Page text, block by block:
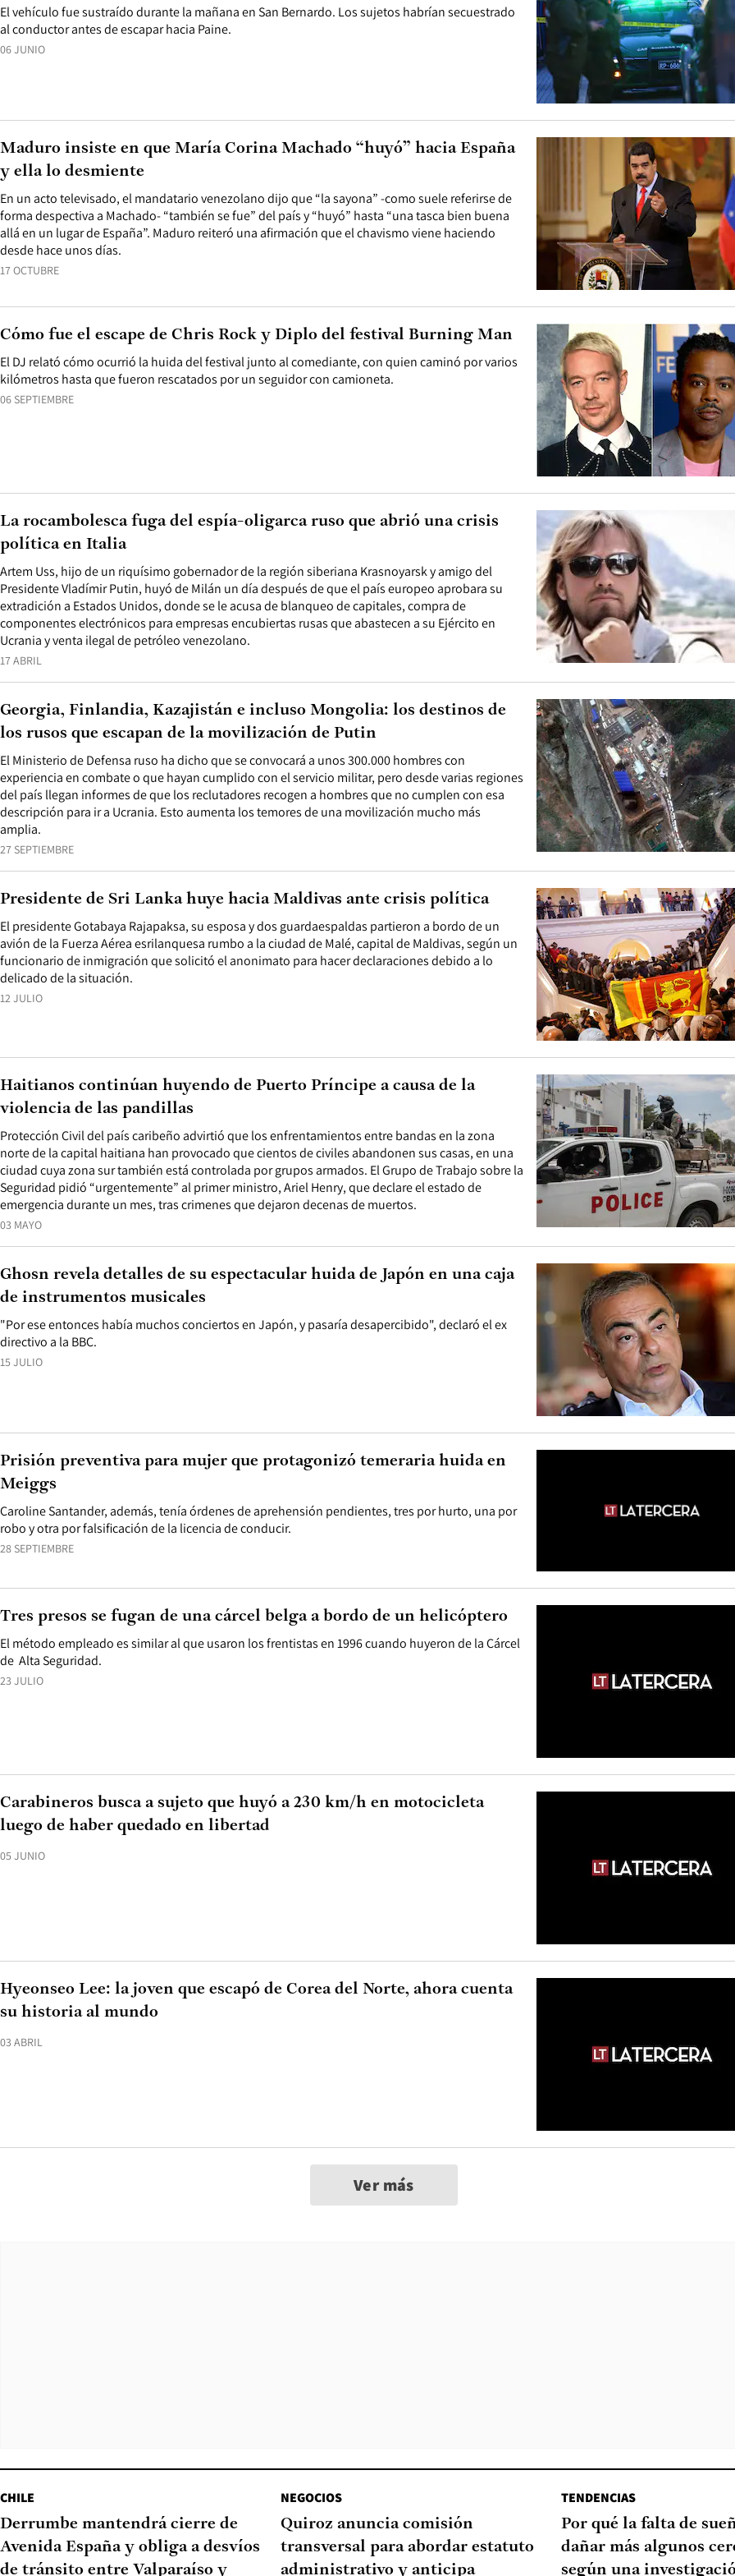
06 JUNIO
El vehículo fue sustraído durante la mañana en San Bernardo. Los sujetos habrían secuestrado
al conductor antes de escapar hacia Paine.
17 OCTUBRE
En un acto televisado, el mandatario venezolano dijo que “la sayona” -como suele referirse de
forma despectiva a Machado- “también se fue” del país y “huyó” hasta “una tasca bien buena
allá en un lugar de España”. Maduro reiteró una afirmación que el chavismo viene haciendo
desde hace unos días.
Maduro insiste en que María Corina Machado “huyó” hacia España
y ella lo desmiente
06 SEPTIEMBRE
El DJ relató cómo ocurrió la huida del festival junto al comediante, con quien caminó por varios
kilómetros hasta que fueron rescatados por un seguidor con camioneta.
Cómo fue el escape de Chris Rock y Diplo del festival Burning Man
17 ABRIL
Artem Uss, hijo de un riquísimo gobernador de la región siberiana Krasnoyarsk y amigo del
Presidente Vladímir Putin, huyó de Milán un día después de que el país europeo aprobara su
extradición a Estados Unidos, donde se le acusa de blanqueo de capitales, compra de
componentes electrónicos para empresas encubiertas rusas que abastecen a su Ejército en
Ucrania y venta ilegal de petróleo venezolano.
La rocambolesca fuga del espía-oligarca ruso que abrió una crisis
política en Italia
27 SEPTIEMBRE
El Ministerio de Defensa ruso ha dicho que se convocará a unos 300.000 hombres con
experiencia en combate o que hayan cumplido con el servicio militar, pero desde varias regiones
del país llegan informes de que los reclutadores recogen a hombres que no cumplen con esa
descripción para ir a Ucrania. Esto aumenta los temores de una movilización mucho más
amplia.
Georgia, Finlandia, Kazajistán e incluso Mongolia: los destinos de
los rusos que escapan de la movilización de Putin
12 JULIO
El presidente Gotabaya Rajapaksa, su esposa y dos guardaespaldas partieron a bordo de un
avión de la Fuerza Aérea esrilanquesa rumbo a la ciudad de Malé, capital de Maldivas, según un
funcionario de inmigración que solicitó el anonimato para hacer declaraciones debido a lo
delicado de la situación.
Presidente de Sri Lanka huye hacia Maldivas ante crisis política
03 MAYO
Protección Civil del país caribeño advirtió que los enfrentamientos entre bandas en la zona
norte de la capital haitiana han provocado que cientos de civiles abandonen sus casas, en una
ciudad cuya zona sur también está controlada por grupos armados. El Grupo de Trabajo sobre la
Seguridad pidió “urgentemente” al primer ministro, Ariel Henry, que declare el estado de
emergencia durante un mes, tras crimenes que dejaron decenas de muertos.
Haitianos continúan huyendo de Puerto Príncipe a causa de la
violencia de las pandillas
15 JULIO
"Por ese entonces había muchos conciertos en Japón, y pasaría desapercibido", declaró el ex
directivo a la BBC.
Ghosn revela detalles de su espectacular huida de Japón en una caja
de instrumentos musicales
28 SEPTIEMBRE
Caroline Santander, además, tenía órdenes de aprehensión pendientes, tres por hurto, una por
robo y otra por falsificación de la licencia de conducir.
Prisión preventiva para mujer que protagonizó temeraria huida en
Meiggs
23 JULIO
El método empleado es similar al que usaron los frentistas en 1996 cuando huyeron de la Cárcel
de Alta Seguridad.
Tres presos se fugan de una cárcel belga a bordo de un helicóptero
05 JUNIO
Carabineros busca a sujeto que huyó a 230 km/h en motocicleta
luego de haber quedado en libertad
03 ABRIL
Hyeonseo Lee: la joven que escapó de Corea del Norte, ahora cuenta
su historia al mundo
Ver más
CHILE
Derrumbe mantendrá cierre de
Avenida España y obliga a desvíos
de tránsito entre Valparaíso y
NEGOCIOS
Quiroz anuncia comisión
transversal para abordar estatuto
administrativo y anticipa
TENDENCIAS
Por qué la falta de
dañar más algunos
según una